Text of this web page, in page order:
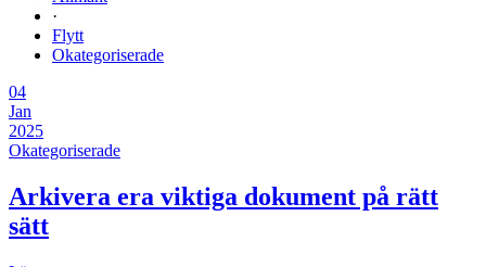
·
Flytt
Okategoriserade
04
Jan
2025
Okategoriserade
Arkivera era viktiga dokument på rätt
sätt